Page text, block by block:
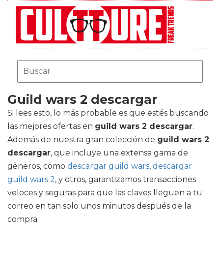
Guild wars 2 descargar
Si lees esto, lo más probable es que estés buscando
las mejores ofertas en guild wars 2 descargar.
Además de nuestra gran colección de guild wars 2
descargar, que incluye una extensa gama de
géneros, como descargar guild wars, descargar
guild wars 2, y otros, garantizamos transacciones
veloces y seguras para que las claves lleguen a tu
correo en tan solo unos minutos después de la
compra.